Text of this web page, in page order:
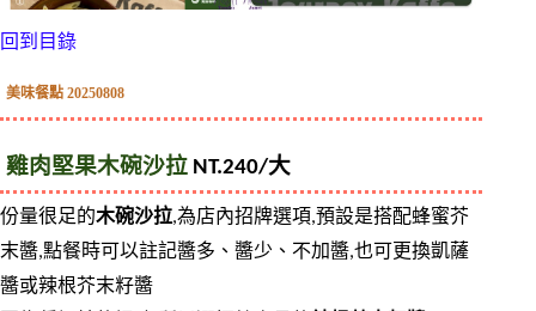
回到目錄
美味餐點 20250808
雞肉堅果木碗沙拉 NT.240/大
份量很足的木碗沙拉,為店內招牌選項,預設是搭配蜂蜜芥
末醬,點餐時可以註記醬多、醬少、不加醬,也可更換凱薩
醬或辣根芥末籽醬